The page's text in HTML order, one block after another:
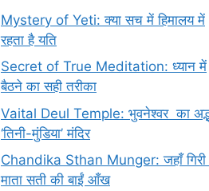
Mystery of Yeti: क्या सच में हिमालय में
रहता है यति
Secret of True Meditation: ध्यान में
बैठने का सही तरीका
Vaital Deul Temple: भुवनेश्वर का
‘तिनी-मुंडिया’ मंदिर
Chandika Sthan Munger: जहाँ गिरी
माता सती की बाईं आँख